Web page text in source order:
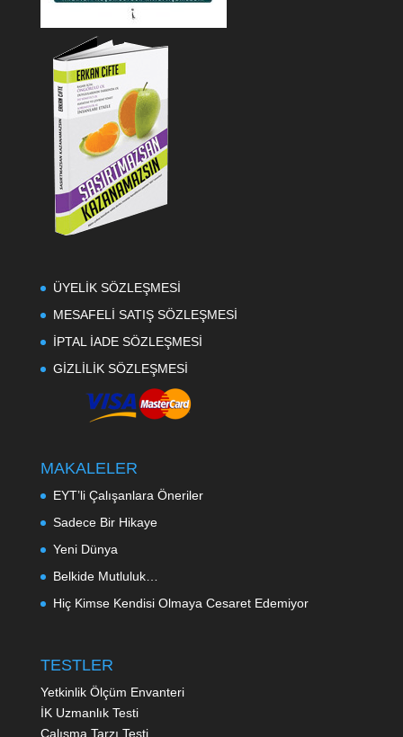
ÜYELİK SÖZLEŞMESİ
MESAFELİ SATIŞ SÖZLEŞMESİ
İPTAL İADE SÖZLEŞMESİ
GİZLİLİK SÖZLEŞMESİ
MAKALELER
EYT’li Çalışanlara Öneriler
Sadece Bir Hikaye
Yeni Dünya
Belkide Mutluluk…
Hiç Kimse Kendisi Olmaya Cesaret Edemiyor
TESTLER
Yetkinlik Ölçüm Envanteri
İK Uzmanlık Testi
Çalışma Tarzı Testi